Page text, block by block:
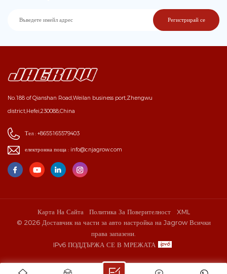
No.188 of Qianshan Road,Weilan business port,Zhengwu
district,Hefei,230088,China
Тел : +8655165579403
електронна поща : info@cnjagrow.com
Карта На Сайта Политика За Поверителност
XML
© 2026 Доставчик на части за авто настройка на Jagrow Всички
права запазени.
IPv6 ПОДДЪРЖА СЕ В МРЕЖАТА